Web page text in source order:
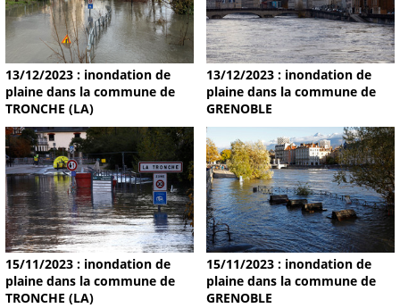
13/12/2023 : inondation de
plaine dans la commune de
TRONCHE (LA)
13/12/2023 : inondation de
plaine dans la commune de
GRENOBLE
15/11/2023 : inondation de
plaine dans la commune de
TRONCHE (LA)
15/11/2023 : inondation de
plaine dans la commune de
GRENOBLE